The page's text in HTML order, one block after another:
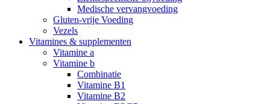
Medische vervangvoeding
Gluten-vrije Voeding
Vezels
Vitamines & supplementen
Vitamine a
Vitamine b
Combinatie
Vitamine B1
Vitamine B2